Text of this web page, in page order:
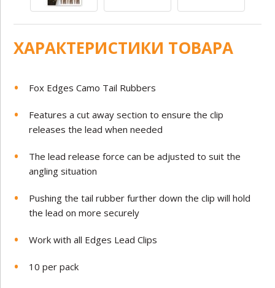
ХАРАКТЕРИСТИКИ ТОВАРА
Fox Edges Camo Tail Rubbers
Features a cut away section to ensure the clip
releases the lead when needed
The lead release force can be adjusted to suit the
angling situation
Pushing the tail rubber further down the clip will hold
the lead on more securely
Work with all Edges Lead Clips
10 per pack